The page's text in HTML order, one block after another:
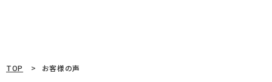
TOP お客様の声